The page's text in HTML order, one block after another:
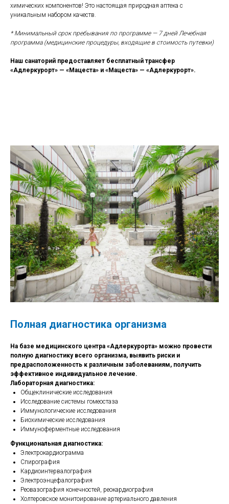
химических компонентов! Это настоящая природная аптека с
уникальным набором качеств.
* Минимальный срок пребывания по программе — 7 дней Лечебная
программа (медицинские процедуры, входящие в стоимость путевки)
Наш санаторий предоставляет бесплатный трансфер
«Адлеркурорт» — «Мацеста» и «Мацеста» — «Адлеркурорт».
Полная диагностика организма
На базе медицинского центра «Адлеркурорта» можно провести
полную диагностику всего организма, выявить риски и
предрасположенность к различным заболеваниям, получить
эффективное индивидуальное лечение.
Лабораторная диагностика:
Общеклинические исследования
Исследование системы гомеостаза
Иммунологические исследования
Биохимические исследования
Иммуноферментные исследования
Функциональная диагностика:
Электрокардиограмма
Спирография
Кардиоинтервалография
Электроэнцефалография
Реовазография конечностей, реокардиография
Холтеровское монитоирование артериального давления